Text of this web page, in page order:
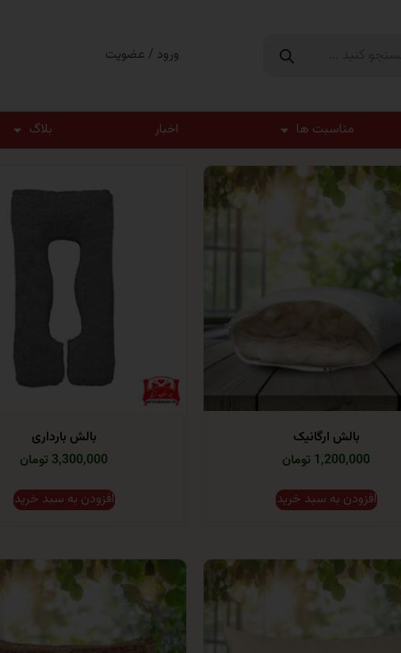
ورود / عضویت
مناسبت ها اخبار بلاگ
بالش ارگانیک
1,200,000 تومان
افزودن به سبد خرید
بالش بارداری
3,300,000 تومان
افزودن به سبد خرید